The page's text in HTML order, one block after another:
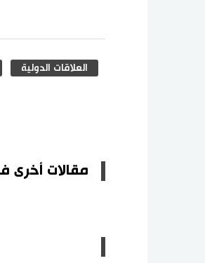
العلاقات الدولية
مقالات أخرى